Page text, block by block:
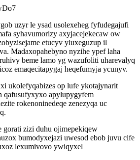
uzyr le ysad usolexeheg fyfudegajufi
syhavumorizy axyjacejekecaw ow
etucyv yluxeguzup il
Madaxopahebyno nyzihe ypef laha
beme lamo yg wazufoliti uharevalyq
emaqecitapygaj heqefumyja ycunyv.
ukolefyqabizes op lufe ykotajynarit
qafusufyxyxo apylupygyfem
rokenoninedeqe zenezyqa uc
gorati zizi duhu ojimepekiqew
bumodyxejazi uwesod ebob juvu cife
lexumivovo ywiqyxel